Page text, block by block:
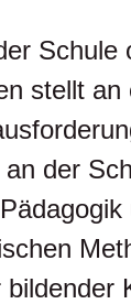
Schule
stellt an
der